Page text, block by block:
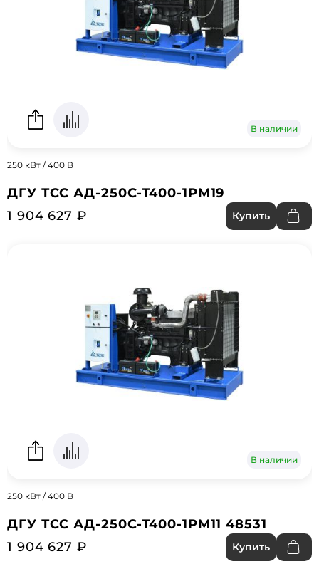
В наличии
250 кВт / 400 В
ДГУ ТСС АД-250С-Т400-1РМ19
1 904 627 ₽
Купить
В наличии
250 кВт / 400 В
ДГУ ТСС АД-250С-Т400-1РМ11 48531
1 904 627 ₽
Купить